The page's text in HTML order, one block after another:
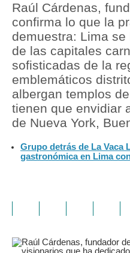
Raúl Cárdenas,
confirma lo que la
demuestra: Lima
de las capitales
sofisticadas de la
emblemáticos
albergan templos
tienen que envidiar
de Nueva York,
Grupo detrás de La Vaca
gastronómica en Lima